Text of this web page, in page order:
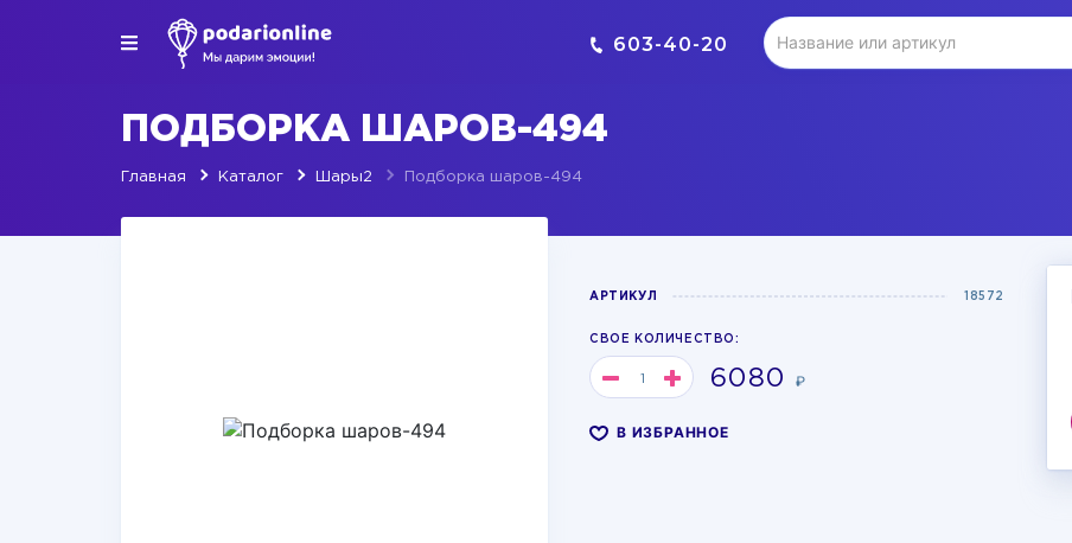
603-40-20
ПОДБОРКА ШАРОВ-494
Главная Каталог Шары2 Подборка шаров-494
АРТИКУЛ 18572
СВОЕ КОЛИЧЕСТВО:
6080 ₽
В ИЗБРАННОЕ